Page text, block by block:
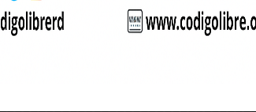
Dispositivos.
| Salario | Refuerzo
Fideicomiso Argumento Cirugía